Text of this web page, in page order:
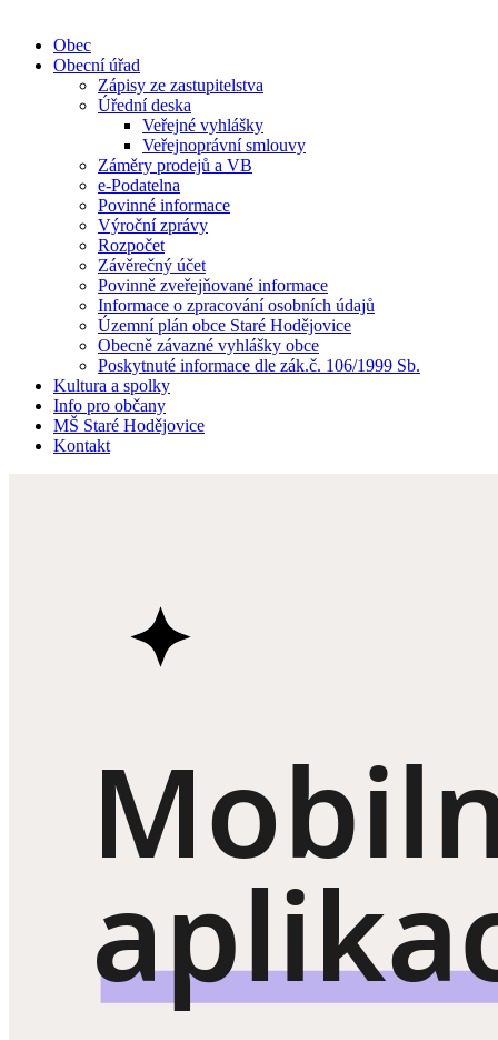
Obec
Obecní úřad
Zápisy ze zastupitelstva
Úřední deska
Veřejné vyhlášky
Veřejnoprávní smlouvy
Záměry prodejů a VB
e-Podatelna
Povinné informace
Výroční zprávy
Rozpočet
Závěrečný účet
Povinně zveřejňované informace
Informace o zpracování osobních údajů
Územní plán obce Staré Hodějovice
Obecně závazné vyhlášky obce
Poskytnuté informace dle zák.č. 106/1999 Sb.
Kultura a spolky
Info pro občany
MŠ Staré Hodějovice
Kontakt